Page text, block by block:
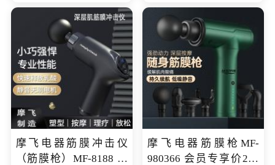
摩飞电器筋膜冲击仪
（筋膜枪）MF-8188 会
摩飞电器筋膜枪MF-
980366 会员专享价299